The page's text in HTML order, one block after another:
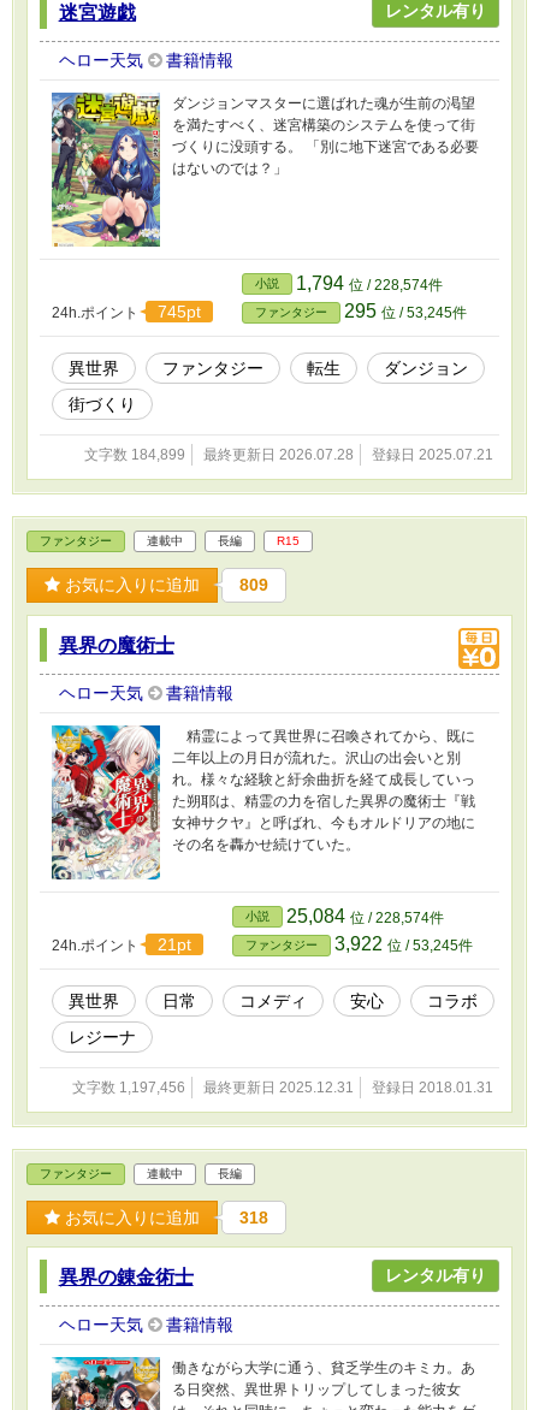
迷宮遊戯 レンタル有り
ヘロー天気 書籍情報
ダンジョンマスターに選ばれた魂が生前の渇望
を満たすべく、迷宮構築のシステムを使って街
づくりに没頭する。 「別に地下迷宮である必要
はないのでは？」
24h.ポイント 745pt
小説 1,794 位 / 228,574件
ファンタジー 295 位 / 53,245件
異世界 ファンタジー 転生
ダンジョン
街づくり
文字数 184,899 最終更新日 2026.07.28 登録日 2025.07.21
ファンタジー 連載中 長編 R15
お気に入りに追加 809
異界の魔術士
ヘロー天気 書籍情報
精霊によって異世界に召喚されてから、既に
二年以上の月日が流れた。沢山の出会いと別
れ。様々な経験と紆余曲折を経て成長していっ
た朔耶は、精霊の力を宿した異界の魔術士『戦
女神サクヤ』と呼ばれ、今もオルドリアの地に
その名を轟かせ続けていた。
24h.ポイント 21pt
小説 25,084 位 / 228,574件
ファンタジー 3,922 位 / 53,245件
異世界 日常 コメディ 安心
コラボ
レジーナ
文字数 1,197,456 最終更新日 2025.12.31 登録日 2018.01.31
ファンタジー 連載中 長編
お気に入りに追加 318
異界の錬金術士 レンタル有り
ヘロー天気 書籍情報
働きながら大学に通う、貧乏学生のキミカ。あ
る日突然、異世界トリップしてしまった彼女